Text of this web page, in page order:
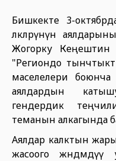
Бишкекте 3-
өлкөлөрүнүн
Жогорку Кеңештин
"Региондо
маселелери
аялдардын
гендердик
теманын алкагында
Аялдар калктын
жасоого